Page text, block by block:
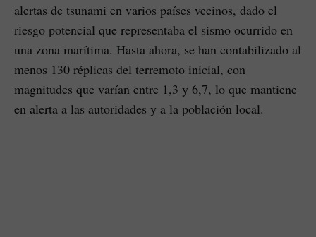
alertas de tsunami en varios países vecinos, dado el
riesgo potencial que representaba el sismo ocurrido en
una zona marítima. Hasta ahora, se han contabilizado al
menos 130 réplicas del terremoto inicial, con
magnitudes que varían entre 1,3 y 6,7, lo que mantiene
en alerta a las autoridades y a la población local.